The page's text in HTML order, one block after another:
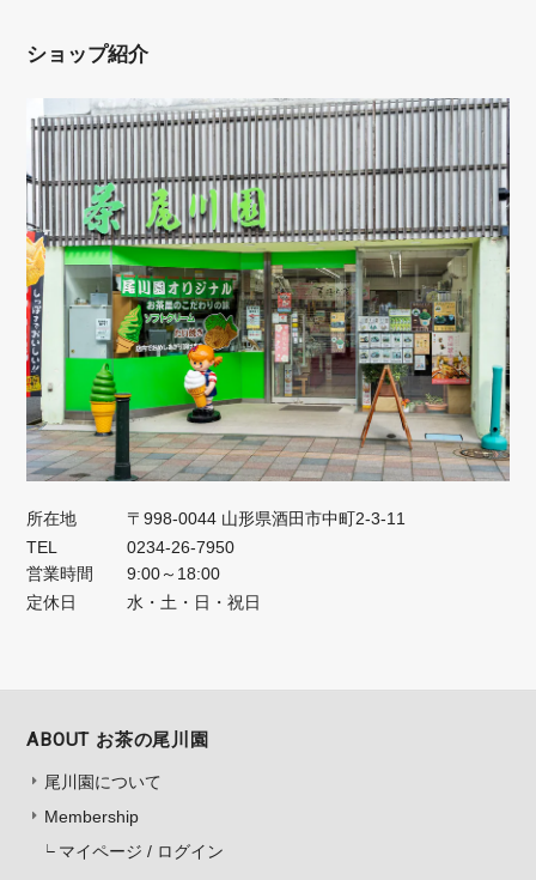
ショップ紹介
所在地
〒998-0044 山形県酒田市中町2-3-11
TEL
0234-26-7950
営業時間
9:00～18:00
定休日
水・土・日・祝日
ABOUT お茶の尾川園
尾川園について
Membership
マイページ / ログイン